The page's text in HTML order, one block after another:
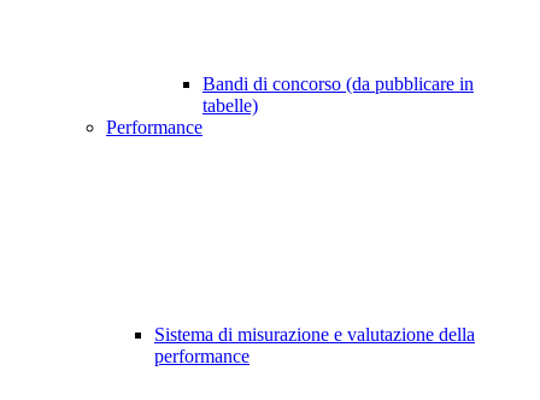
Bandi di concorso (da pubblicare in
tabelle)
Performance
Sistema di misurazione e valutazione della
performance